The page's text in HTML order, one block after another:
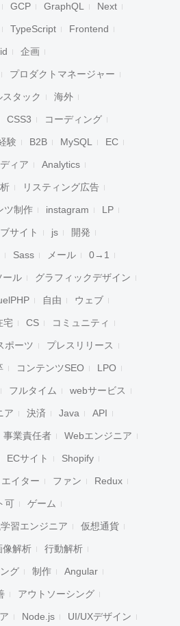
GCP GraphQL Next
TypeScript Frontend
企画
プロダクトマネージャー
スタック 海外
CSS3 コーディング
験 B2B MySQL EC
ィア Analytics
リスティング広告
ツ制作 instagram LP
サイト js 開発
Sass メール 0→1
ール グラフィックデザイン
自由 ウェブ
宅 CS コミュニティ
ポーツ プレスリリース
コンテンツSEO LPO
フルタイム webサービス
ア 決済 Java API
事業責任者 Webエンジニア
ECサイト Shopify
イター ファン Redux
可 ゲーム
習エンジニア 仮想通貨
像解析 行動解析
グ 制作 Angular
アウトソーシング
Node.js UI/UXデザイン